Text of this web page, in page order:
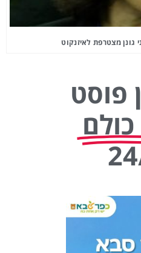
מצטרפת לאיזנקוט
פוסט